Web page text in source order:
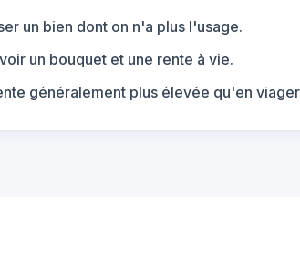
un bien dont on n'a plus l'usage.
un bouquet et une rente à vie.
généralement plus élevée qu'en